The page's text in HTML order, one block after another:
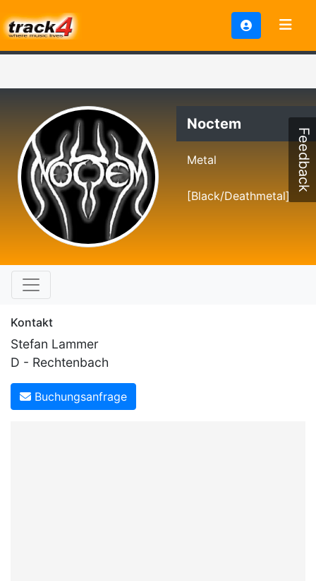
Noctem
Metal
[Black/Deathmetal]
Kontakt
Stefan Lammer
D - Rechtenbach
Buchungsanfrage
Feedback